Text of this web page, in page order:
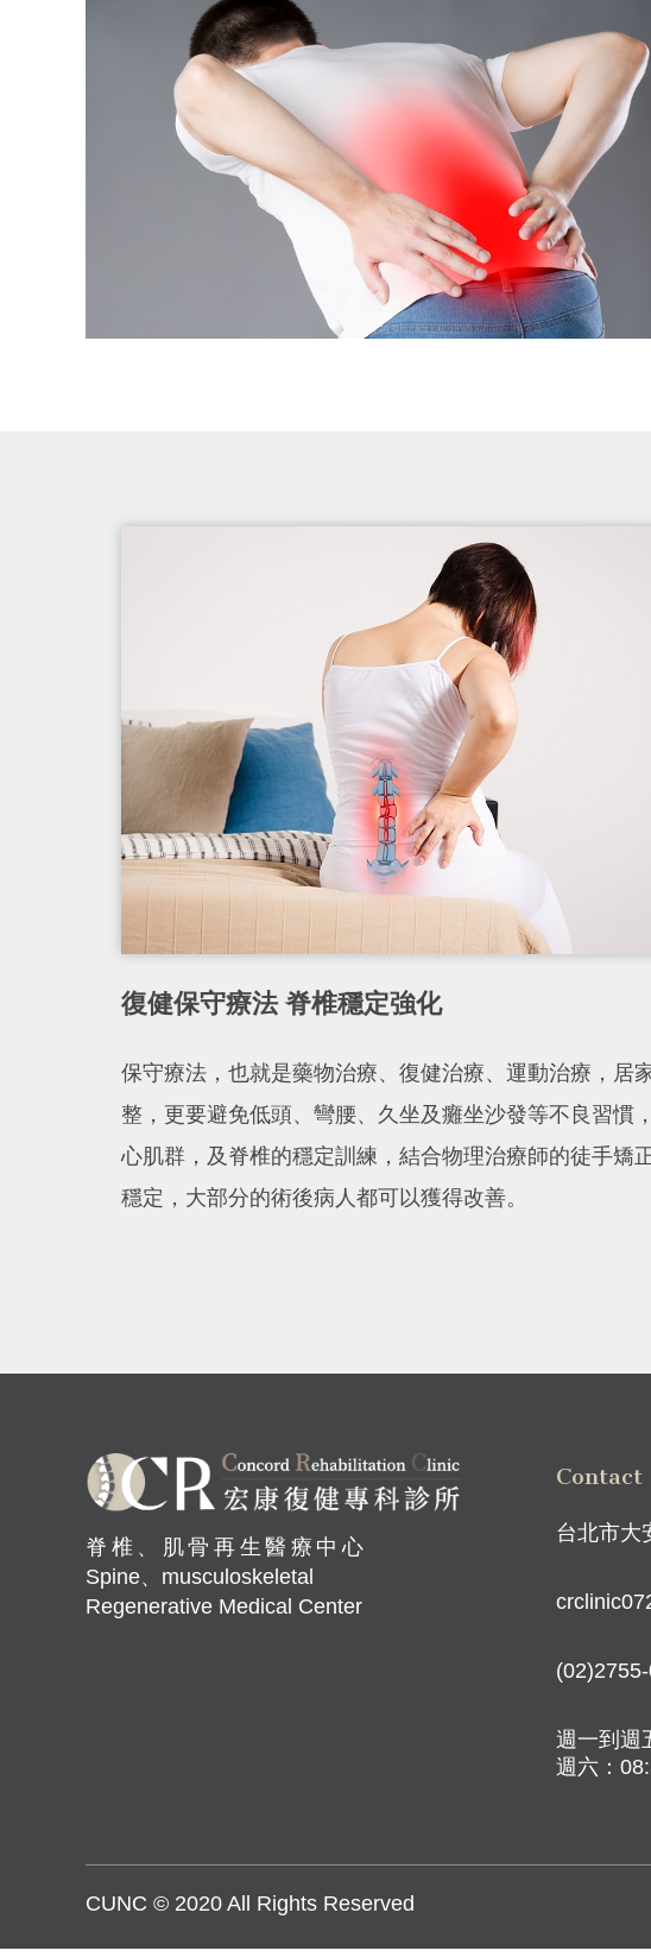
復健保守療法 脊椎穩定強化
保守療法，也就是藥物治療、復健治療、運動治療，居
整，更要避免低頭、彎腰、久坐及癱坐沙發等不良習慣
心肌群，及脊椎的穩定訓練，結合物理治療師的徒手矯
穩定，大部分的術後病人都可以獲得改善。
脊椎、肌骨再生醫療中心
Spine、musculoskeletal
Regenerative Medical Center
Contact
台北市大
週一到週
週六：
CUNC © 2020 All Rights Reserved